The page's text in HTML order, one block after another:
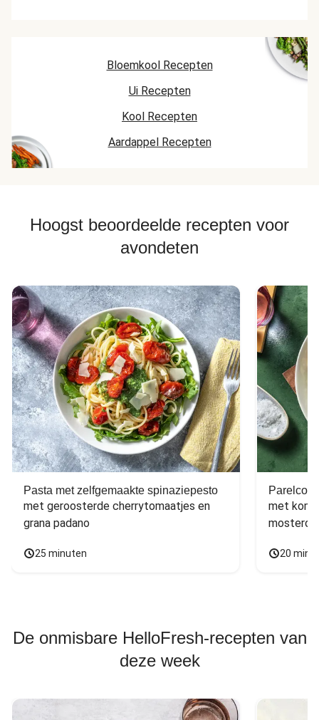
Bloemkool Recepten
Ui Recepten
Kool Recepten
Aardappel Recepten
Hoogst beoordeelde recepten voor
avondeten
Pasta met zelfgemaakte spinaziepesto
met geroosterde cherrytomaatjes en
grana padano
25 minuten
met
20
De onmisbare HelloFresh-recepten van
deze week